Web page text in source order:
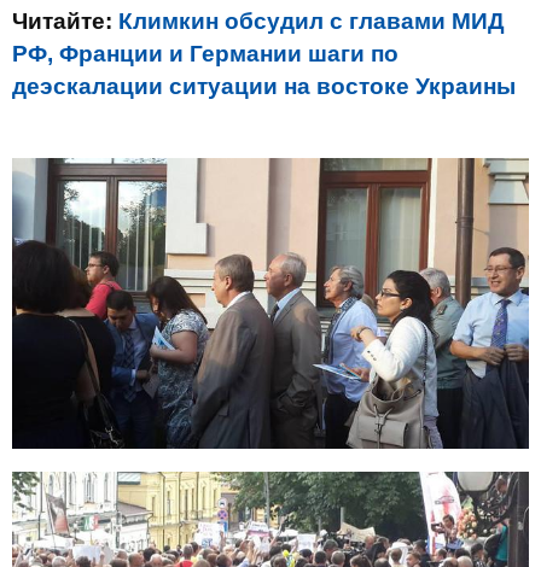
Читайте: Климкин обсудил с главами МИД
РФ, Франции и Германии шаги по
деэскалации ситуации на востоке Украины